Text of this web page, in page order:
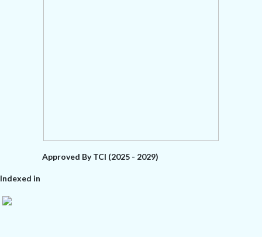
Approved By TCI (2025 - 2029)
Indexed in